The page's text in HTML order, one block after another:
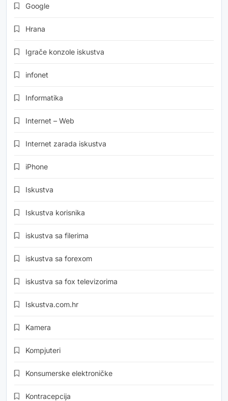
Google
Hrana
Igrače konzole iskustva
infonet
Informatika
Internet – Web
Internet zarada iskustva
iPhone
Iskustva
Iskustva korisnika
iskustva sa filerima
iskustva sa forexom
iskustva sa fox televizorima
Iskustva.com.hr
Kamera
Kompjuteri
Konsumerske elektroničke
Kontracepcija